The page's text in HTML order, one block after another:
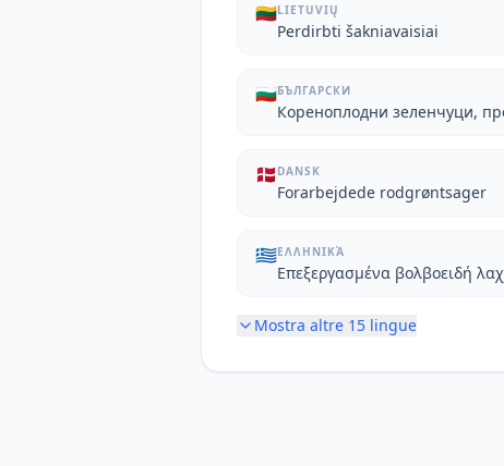
🇱🇹LIETUVIŲ
Perdirbti šakniavaisiai
🇧🇬БЪЛГАРСКИ
Кореноплодни зеленчуци,
🇩🇰 DANSK
Forarbejdede rodgrøntsager
🇬🇷ΕΛΛΗΝΙΚΆ
Επεξεργασμένα βολβοειδή
Mostra altre 15 lingue